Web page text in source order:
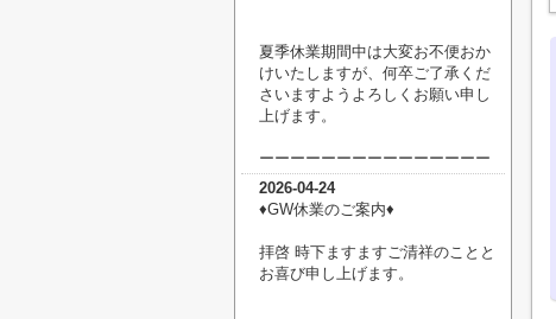
夏季休業期間中は大変お不便おか
けいたしますが、何卒ご了承くだ
さいますようよろしくお願い申し
上げます。
ーーーーーーーーーーーーーーー
2026-04-24
♦︎GW休業のご案内♦︎
拝啓 時下ますますご清祥のことと
お喜び申し上げます。